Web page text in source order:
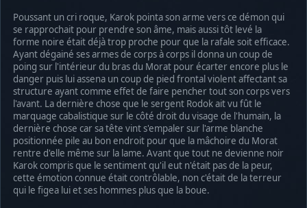
Poussant un cri roque, Karok pointa son arme vers ce démon qui
se rapprochait pour prendre son âme, mais aussi tôt levé la
forme noire était déjà trop proche pour que la rafale soit efficace.
Ayant dégainé ses armes de corps à corps il donna un coup de
poing sur l'intérieur du bras du Morat pour écarter encore plus le
danger puis lui assena un coup de pied frontal violent affectant sa
structure ayant comme effet de faire pencher tout son corps vers
l'avant. La dernière chose que le sergent Rodok ait vu fût le
marquage cabalistique sur le côté droit du visage de l'humain, la
dernière chose car sa tête vint s'empaler sur l'arme blanche
positionnée pile au bon endroit pour que la mâchoire du Morat
rentre d'elle même sur la lame. Avant que tout ne devienne noir
Karok compris que le sentiment qu'il eut n'était pas de la peur,
cette émotion connue était contrôlable, non c'était de la terreur
qui le figea lui et ses hommes plus que la boue.